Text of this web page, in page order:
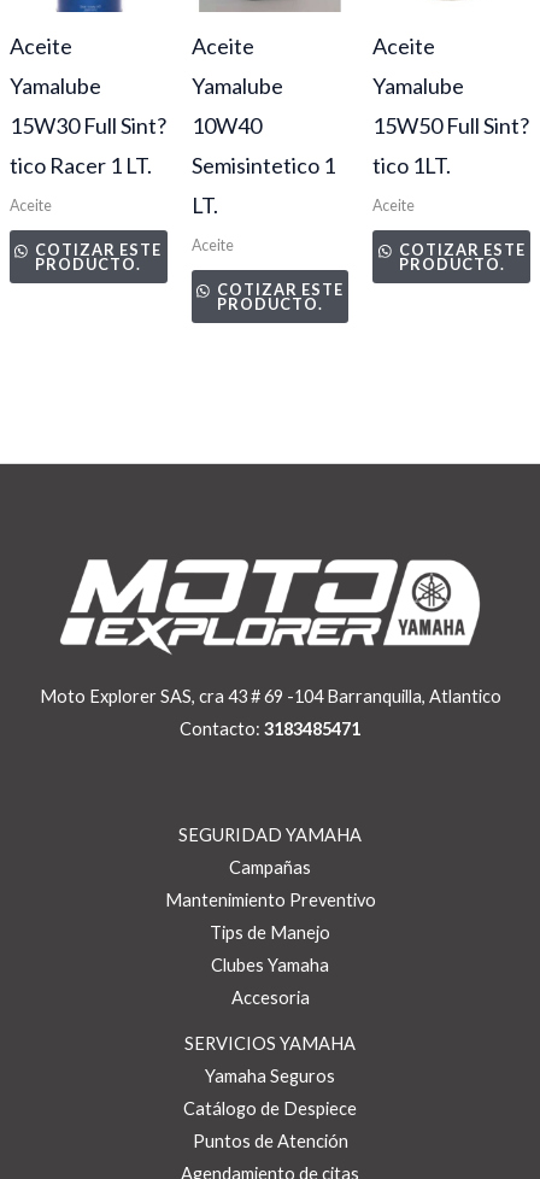
Aceite
Yamalube
15W30 Full Sint?
tico Racer 1 LT.
Aceite
COTIZAR ESTE
PRODUCTO.
Aceite
Yamalube
10W40
Semisintetico 1
LT.
Aceite
COTIZAR ESTE
PRODUCTO.
Aceite
Yamalube
15W50 Full Sint?
tico 1LT.
Aceite
COTIZAR ESTE
PRODUCTO.
Moto Explorer SAS, cra 43 # 69 -104 Barranquilla, Atlantico
Contacto: 3183485471
SEGURIDAD YAMAHA
Campañas
Mantenimiento Preventivo
Tips de Manejo
Clubes Yamaha
Accesoria
SERVICIOS YAMAHA
Yamaha Seguros
Catálogo de Despiece
Puntos de Atención
Agendamiento de citas